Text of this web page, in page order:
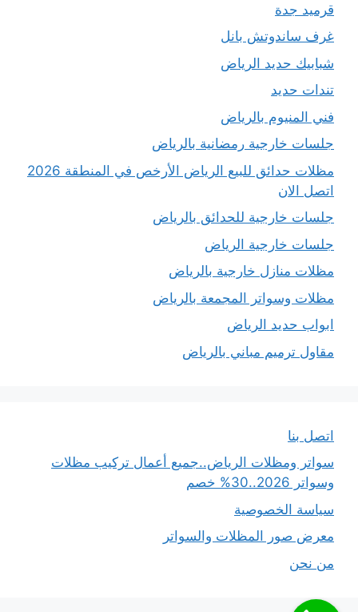
قرميد جدة
غرف ساندوتش بانل
شبابيك حديد الرياض
تندات حديد
فني المنيوم بالرياض
جلسات خارجية رمضانية بالرياض
مظلات حدائق للبيع الرياض الأرخص في المنطقة 2026
اتصل الان
جلسات خارجية للحدائق بالرياض
جلسات خارجية الرياض
مظلات منازل خارجية بالرياض
مظلات وسواتر المجمعة بالرياض
ابواب حديد الرياض
مقاول ترميم مباني بالرياض
اتصل بنا
سواتر ومظلات الرياض..جميع أعمال تركيب مظلات
وسواتر 2026..30% خصم
سياسة الخصوصية
معرض صور المظلات والسواتر
من نحن